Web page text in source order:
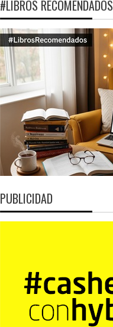
#LIBROS RECOMENDADOS
PUBLICIDAD